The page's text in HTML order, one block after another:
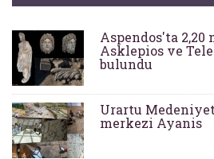
Aspendos'ta
Asklepios ve
bulundu
Urartu
merkezi Ayanis